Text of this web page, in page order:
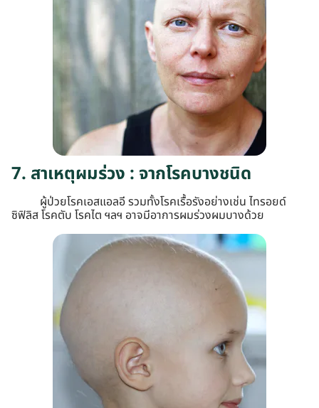
7. สาเหตุผมร่วง : จากโรคบางชนิด
ผู้ป่วยโรคเอสแอลอี รวมทั้งโรคเรื้อรังอย่างเช่น ไทรอยด์
ซิฟิลิส โรคตับ โรคไต ฯลฯ อาจมีอาการผมร่วงผมบางด้วย